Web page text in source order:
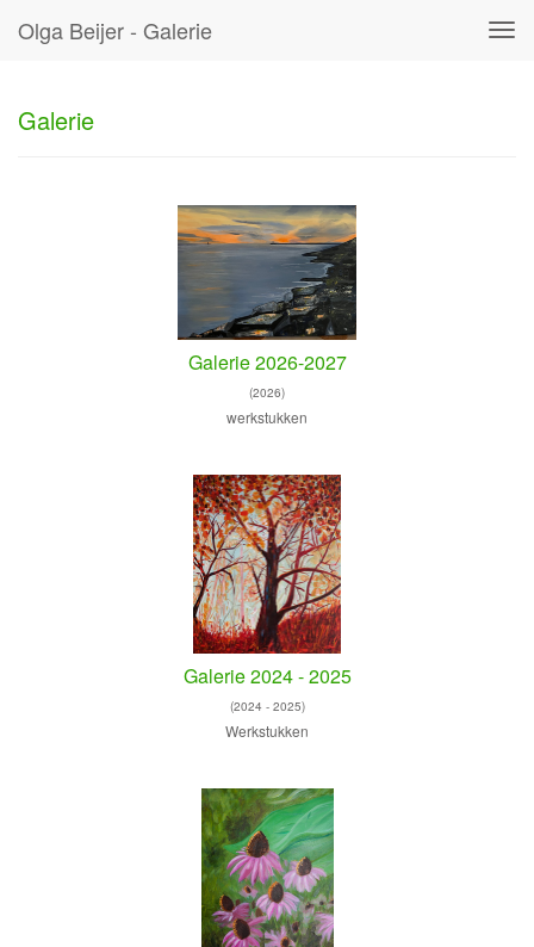
Olga Beijer - Galerie
Galerie
Galerie 2026-2027
(2026)
werkstukken
Galerie 2024 - 2025
(2024 - 2025)
Werkstukken